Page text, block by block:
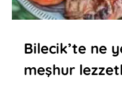
Bilecik’te ne
meşhur